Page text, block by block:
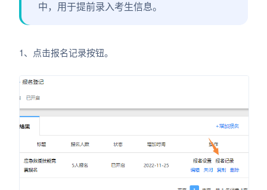
中，用于提前录入考生信息。
1、点击报名记录按钮。